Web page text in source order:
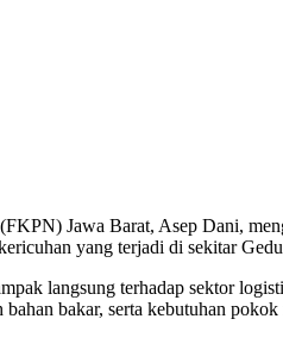
Jawa Barat, Asep Dani,
yang terjadi di sekitar
langsung terhadap sektor
bakar, serta kebutuhan